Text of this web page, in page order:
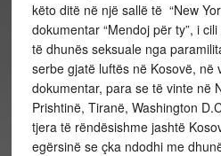
këto ditë në një sallë të “New
dokumentar “Mendoj për ty”, i
të dhunës seksuale nga
serbe gjatë luftës në Kosovë, në
dokumentar, para se të vinte në
Prishtinë, Tiranë, Washington
tjera të rëndësishme jashtë
egërsinë se çka ndodhi me